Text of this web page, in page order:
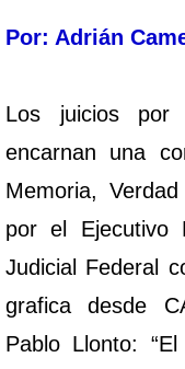
Por: Adrián
Los juicios por
encarnan una
Memoria,
por el Ejecutivo
Judicial Federal
grafica desde
Pablo Llonto: